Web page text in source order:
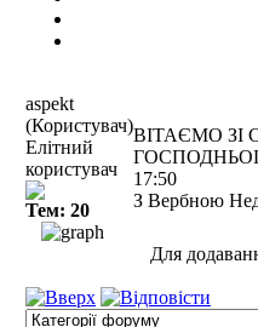
aspekt
(Користувач)
Елітний
користувач
Тем: 20
ВІТАЄМО ЗІ
17:50
З Вербною
Для